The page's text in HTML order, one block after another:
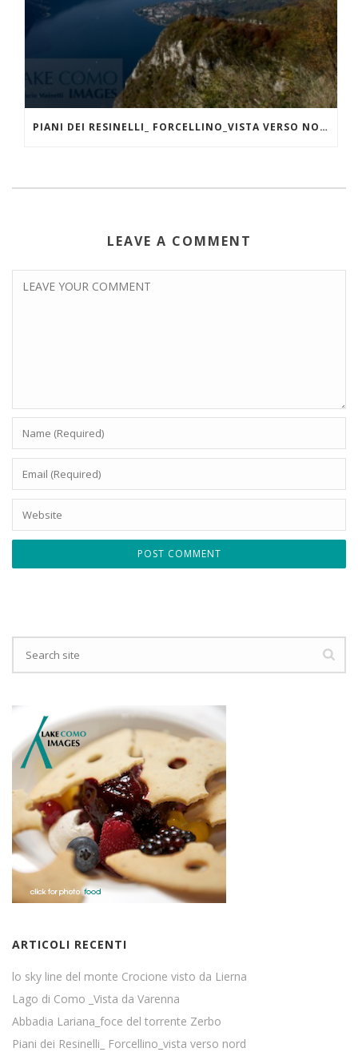
PIANI DEI RESINELLI_ FORCELLINO_VISTA VERSO NORD
LEAVE A COMMENT
ARTICOLI RECENTI
lo sky line del monte Crocione visto da Lierna
Lago di Como _Vista da Varenna
Abbadia Lariana_foce del torrente Zerbo
Piani dei Resinelli_ Forcellino_vista verso nord